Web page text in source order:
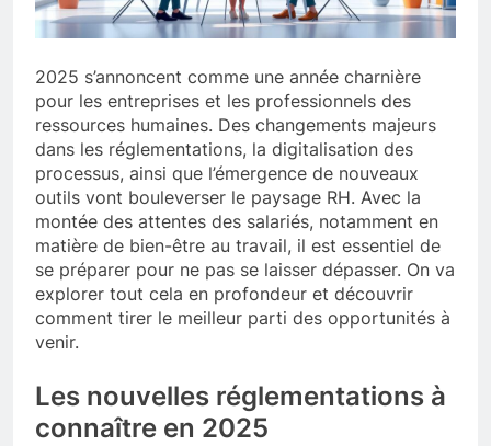
2025 s’annoncent comme une année charnière
pour les entreprises et les professionnels des
ressources humaines. Des changements majeurs
dans les réglementations, la digitalisation des
processus, ainsi que l’émergence de nouveaux
outils vont bouleverser le paysage RH. Avec la
montée des attentes des salariés, notamment en
matière de bien-être au travail, il est essentiel de
se préparer pour ne pas se laisser dépasser. On va
explorer tout cela en profondeur et découvrir
comment tirer le meilleur parti des opportunités à
venir.
Les nouvelles réglementations à
connaître en 2025